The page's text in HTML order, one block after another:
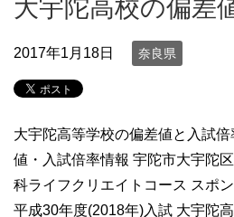
大宇陀高校の偏差
2017年1月18日 奈良県
大宇陀高等学校の偏差値と入試
値・入試倍率情報 宇陀市大宇陀
科ライフクリエイトコース スポ
平成30年度(2018年)入試 大宇陀